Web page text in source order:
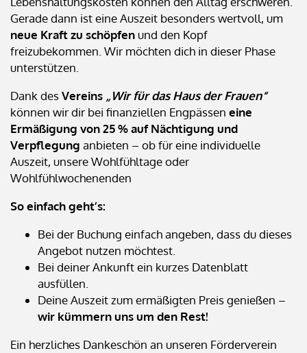
Gerade dann ist eine Auszeit besonders wertvoll, um
neue Kraft zu schöpfenund den Kopf
freizubekommen. Wir möchten dich in dieser Phase
unterstützen.
Dank desVereins „Wir für das Haus der Frauen“
können wir dir bei finanziellen Engpässen eine
Ermäßigung von 25 % auf Nächtigung und
Verpflegung anbieten – ob für eine individuelle
Auszeit, unsere Wohlfühltage oder
Wohlfühlwochenenden
So einfach geht’s:
Bei der Buchung einfach angeben, dass du dieses
Angebot nutzen möchtest.
Bei deiner Ankunft ein kurzes Datenblatt
ausfüllen.
Deine Auszeit zum ermäßigten Preis genießen –
wir kümmern uns um den Rest!
Ein herzliches Dankeschön an unseren Förderverein